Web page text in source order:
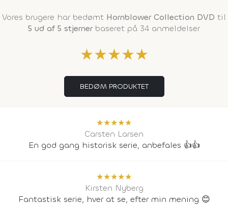
Vores brugere har bedømt Hornblower Collection DVD til
5 ud af 5 stjernerbaseret på 34 anmeldelser
★★★★★
BEDØM PRODUKTET
★★★★★
Carsten Larsen
En god gang historisk serie, anbefales 👍👍
★★★★★
Kirsten Nyberg
Fantastisk serie, hver at se, efter min mening 😊